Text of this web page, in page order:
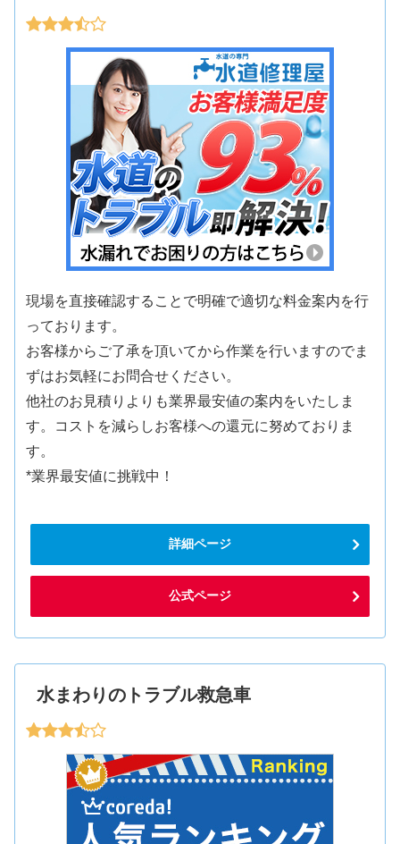
現場を直接確認することで明確で適切な料金案内を行
っております。
お客様からご了承を頂いてから作業を行いますのでま
ずはお気軽にお問合せください。
他社のお見積りよりも業界最安値の案内をいたしま
す。コストを減らしお客様への還元に努めておりま
す。
*業界最安値に挑戦中！
詳細ページ
公式ページ
水まわりのトラブル救急車